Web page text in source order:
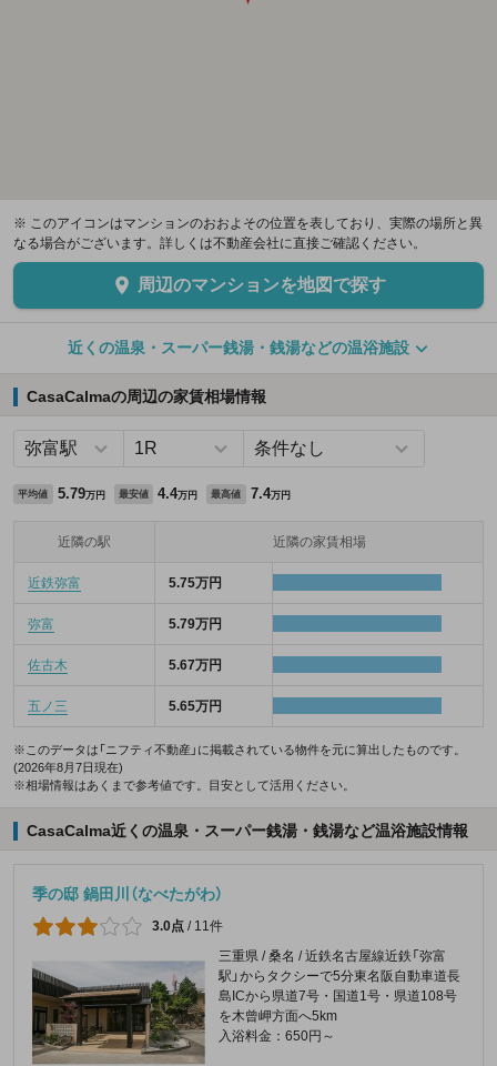
※ このアイコンはマンションのおおよその位置を表しており、実際の場所と異
なる場合がございます。詳しくは不動産会社に直接ご確認ください。
周辺のマンションを地図で探す
近くの温泉・スーパー銭湯・銭湯などの温浴施設
CasaCalmaの周辺の家賃相場情報
平均値 5.79万円 最安値 4.4万円 最高値 7.4万円
近隣の駅 近隣の家賃相場
近鉄弥富 5.75万円
弥富 5.79万円
佐古木 5.67万円
五ノ三 5.65万円
※このデータは「ニフティ不動産」に掲載されている物件を元に算出したものです。
(2026年8月7日現在)
※相場情報はあくまで参考値です。目安として活用ください。
CasaCalma近くの温泉・スーパー銭湯・銭湯など温浴施設情報
季の邸 鍋田川（なべたがわ）
3.0点 / 11件
三重県 / 桑名 / 近鉄名古屋線近鉄「弥富
駅」からタクシーで5分東名阪自動車道長
島ICから県道7号・国道1号・県道108号
を木曾岬方面へ5km
入浴料金：650円～